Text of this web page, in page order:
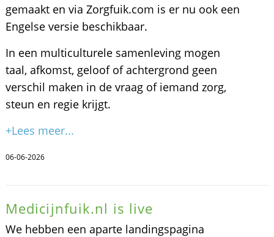
gemaakt en via Zorgfuik.com is er nu ook een
Engelse versie beschikbaar.
In een multiculturele samenleving mogen
taal, afkomst, geloof of achtergrond geen
verschil maken in de vraag of iemand zorg,
steun en regie krijgt.
+Lees meer...
06-06-2026
Medicijnfuik.nl is live
We hebben een aparte landingspagina